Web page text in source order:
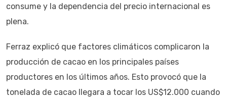
consume y la dependencia del precio internacional es
plena.
Ferraz explicó que factores climáticos complicaron la
producción de cacao en los principales países
productores en los últimos años. Esto provocó que la
tonelada de cacao llegara a tocar los US$12.000 cuando